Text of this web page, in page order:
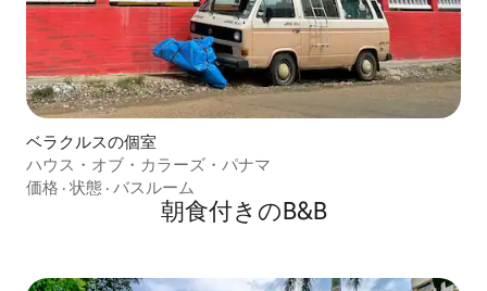
ベラクルスの個室
ハウス・オブ・カラーズ・パナマ
価格 · 状態 · バスルーム
朝食付きのB&B